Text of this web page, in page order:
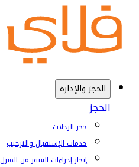
الحجز والإدارة
الحجز
حجز الرحلات
خدمات الإستقبال والترحيب
إنجاز إجراءات السفر من المنزل